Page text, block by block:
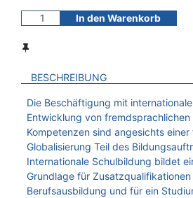
In den Warenkorb
BESCHREIBUNG
Die Beschäftigung mit
Entwicklung von
Kompetenzen sind angesichts
Globalisierung Teil des
Internationale Schulbildung bildet
Grundlage für Zusatzqualifikationen
Berufsausbildung und für ein